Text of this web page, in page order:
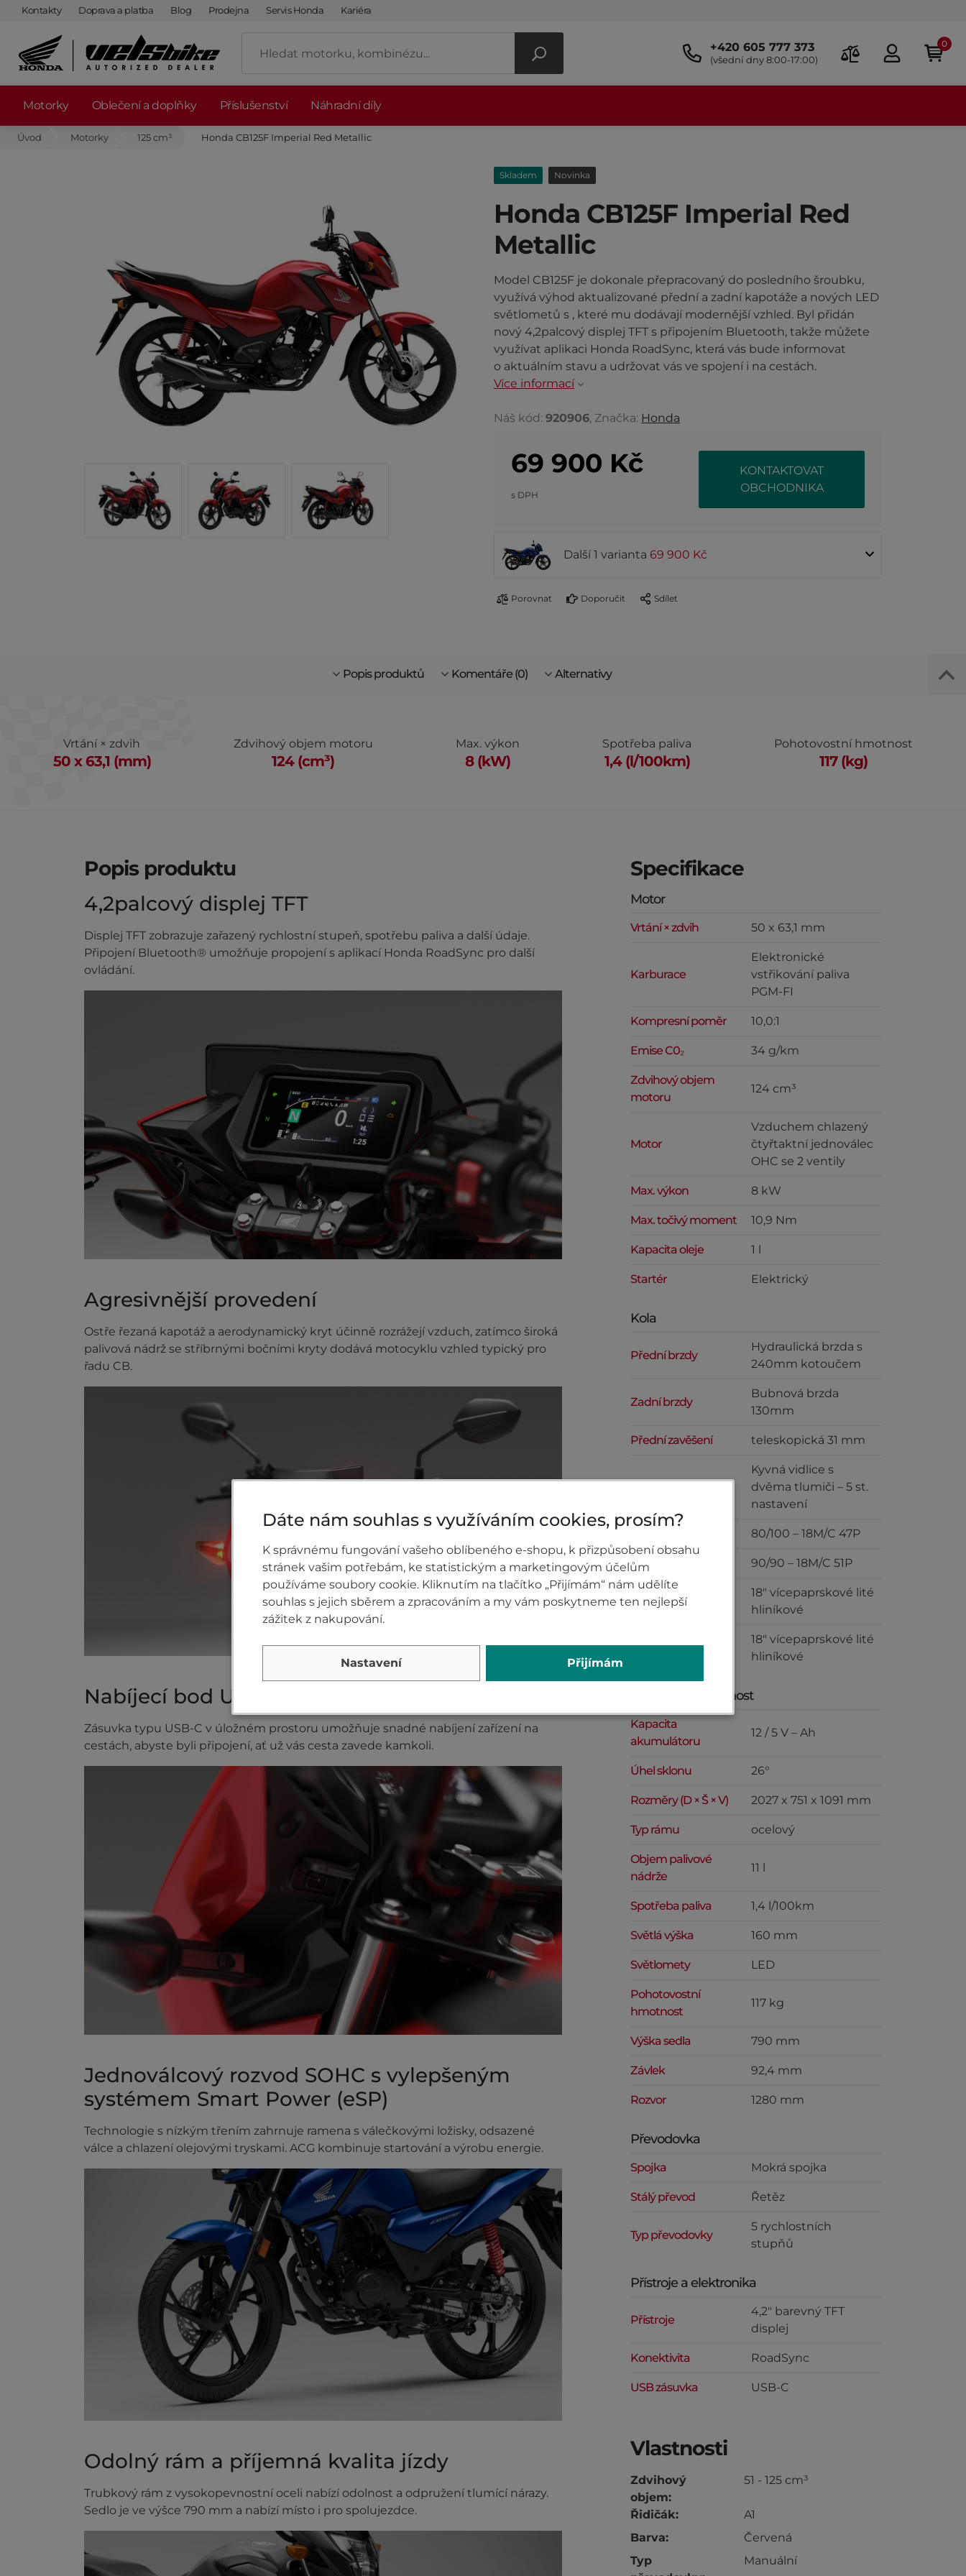
Kontakty Doprava a platba Blog Prodejna Servis Honda Kariéra
+420 605 777 373
(všední dny 8:00-17:00)
0
Motorky Oblečení a doplňky Příslušenství Náhradní díly
Úvod Motorky 125 cm³ Honda CB125F Imperial Red Metallic
Skladem Novinka
Honda CB125F Imperial Red
Metallic
Model CB125F je dokonale přepracovaný do posledního šroubku,
využívá výhod aktualizované přední a zadní kapotáže a nových LED
světlometů s , které mu dodávají modernější vzhled. Byl přidán
nový 4,2palcový displej TFT s připojením Bluetooth, takže můžete
využívat aplikaci Honda RoadSync, která vás bude informovat
o aktuálním stavu a udržovat vás ve spojení i na cestách.
Více informací
Náš kód: 920906, Značka: Honda
69 900 Kč
s DPH
KONTAKTOVAT
OBCHODNIKA
Další 1 varianta 69 900 Kč
Porovnat Doporučit Sdílet
Popis produktů Komentáře (0) Alternativy
Vrtání × zdvih
50 x 63,1 (mm)
Zdvihový objem motoru
124 (cm³)
Max. výkon
8 (kW)
Spotřeba paliva
1,4 (l/100km)
Pohotovostní hmotnost
117 (kg)
Popis produktu
4,2palcový displej TFT
Displej TFT zobrazuje zařazený rychlostní stupeň, spotřebu paliva a další údaje.
Připojení Bluetooth® umožňuje propojení s aplikací Honda RoadSync pro další
ovládání.
Agresivnější provedení
Ostře řezaná kapotáž a aerodynamický kryt účinně rozrážejí vzduch, zatímco široká
palivová nádrž se stříbrnými bočními kryty dodává motocyklu vzhled typický pro
řadu CB.
Nabíjecí bod USB-C
Zásuvka typu USB-C v úložném prostoru umožňuje snadné nabíjení zařízení na
cestách, abyste byli připojení, ať už vás cesta zavede kamkoli.
Jednoválcový rozvod SOHC s vylepšeným
systémem Smart Power (eSP)
Technologie s nízkým třením zahrnuje ramena s válečkovými ložisky, odsazené
válce a chlazení olejovými tryskami. ACG kombinuje startování a výrobu energie.
Odolný rám a příjemná kvalita jízdy
Trubkový rám z vysokopevnostní oceli nabízí odolnost a odpružení tlumící nárazy.
Sedlo je ve výšce 790 mm a nabízí místo i pro spolujezdce.
Specifikace
Motor
Vrtání × zdvih 50 x 63,1 mm
Karburace
Elektronické
vstřikování paliva
PGM-FI
Kompresní poměr 10,0:1
Emise C0₂ 34 g/km
Zdvihový objem
motoru
124 cm³
Motor
Vzduchem chlazený
čtyřtaktní jednoválec
OHC se 2 ventily
Max. výkon 8 kW
Max. točivý moment 10,9 Nm
Kapacita oleje 1 l
Startér Elektrický
Kola
Přední brzdy
Hydraulická brzda s
240mm kotoučem
Zadní brzdy
Bubnová brzda
130mm
Přední zavěšení teleskopická 31 mm
Kyvná vidlice s
dvěma tlumiči – 5 st.
nastavení
80/100 – 18M/C 47P
Zadní pneumatiky 90/90 – 18M/C 51P
Přední kola
18" vícepaprskové lité
hliníkové
Zadní kola
18" vícepaprskové lité
hliníkové
Rozměry a hmotnost
Kapacita
akumulátoru
12 / 5 V – Ah
Úhel sklonu 26°
Rozměry (D × Š × V) 2027 x 751 x 1091 mm
Typ rámu ocelový
Objem palivové
nádrže
11 l
Spotřeba paliva 1,4 l/100km
Světlá výška 160 mm
Světlomety LED
Pohotovostní
hmotnost
117 kg
Výška sedla 790 mm
Závlek 92,4 mm
Rozvor 1280 mm
Převodovka
Spojka Mokrá spojka
Stálý převod Řetěz
Typ převodovky
5 rychlostních
stupňů
Přístroje a elektronika
Přístroje
4,2" barevný TFT
displej
Konektivita RoadSync
USB zásuvka USB-C
Vlastnosti
Zdvihový
objem:
51 - 125 cm³
Řidičák:
A1
Barva:
Červená
Typ
Manuální
Dáte nám souhlas s využíváním cookies, prosím?
K správnému fungování vašeho oblíbeného e-shopu, k přizpůsobení obsahu
stránek vašim potřebám, ke statistickým a marketingovým účelům
používáme soubory cookie. Kliknutím na tlačítko „Přijímám“ nám udělíte
souhlas s jejich sběrem a zpracováním a my vám poskytneme ten nejlepší
zážitek z nakupování.
Nastavení Přijímám